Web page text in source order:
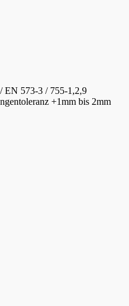
EN 573-3 / 755-1,2,9
+1mm bis 2mm